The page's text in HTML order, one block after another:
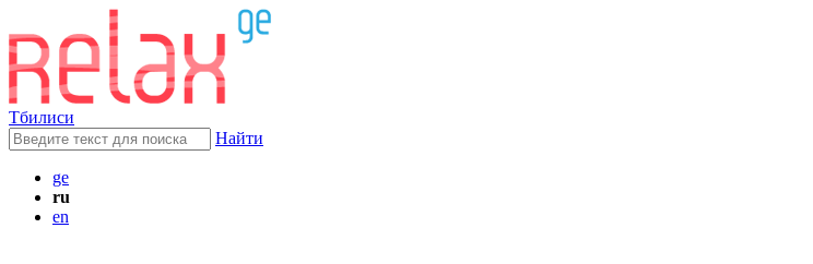
Тбилиси
Найти
ge
ru
en